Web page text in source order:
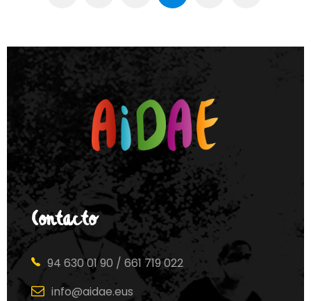
Contacto
94 630 01 90 / 661 719 022
info@aidae.eus